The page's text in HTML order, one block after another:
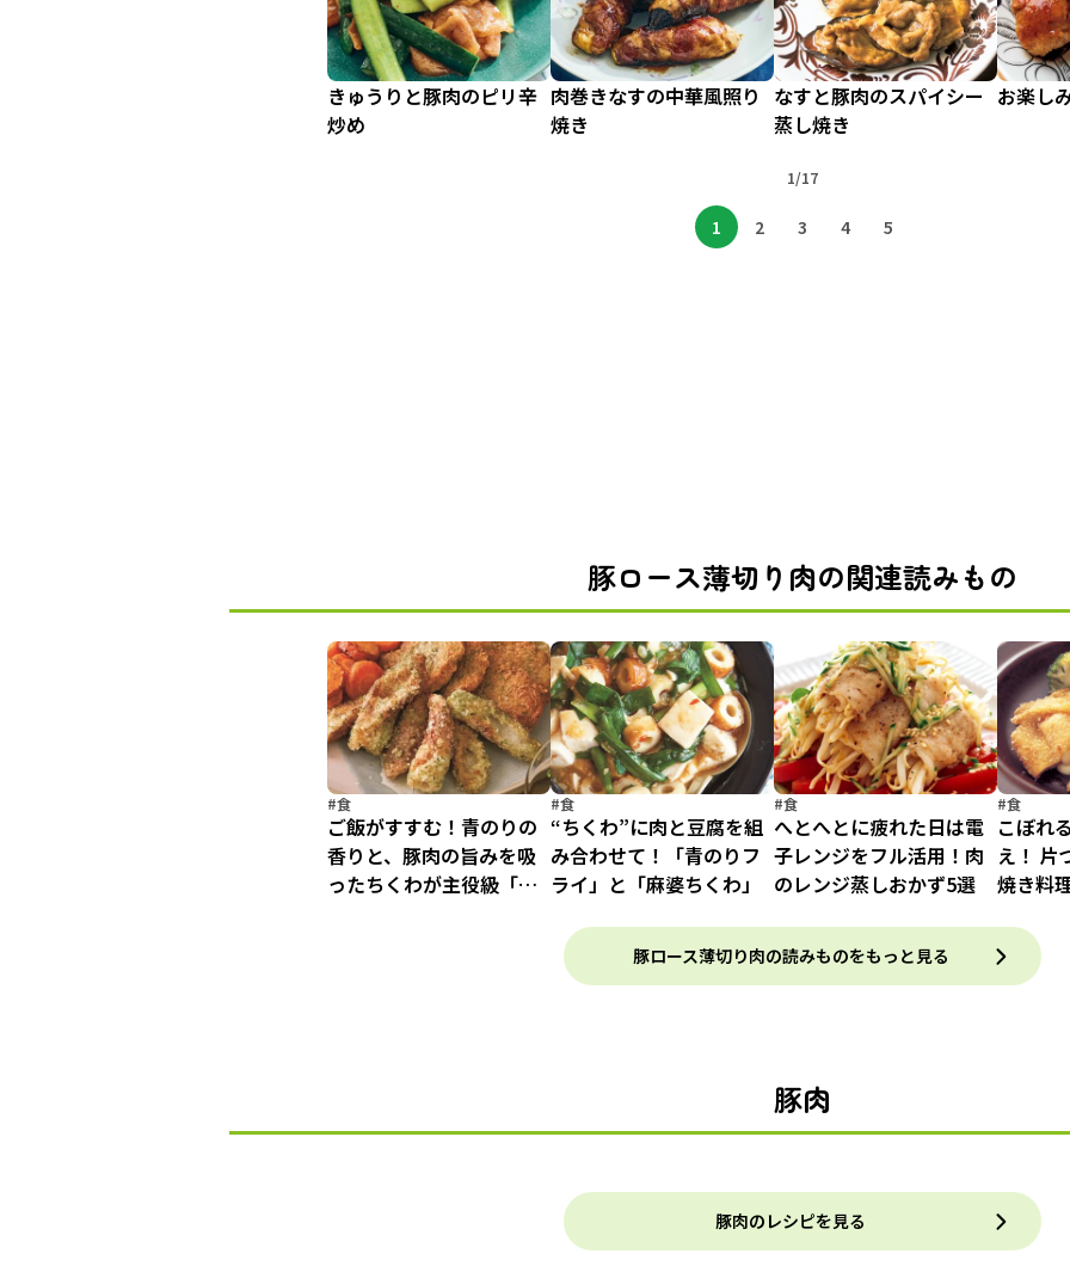
きゅうりと豚肉のピリ辛
炒め
肉巻きなすの中華風照り
焼き
なすと豚肉のスパイシー
蒸し焼き
お楽し
1/17
1 2 3 4 5
豚ロース薄切り肉の関連読みもの
#食
ご飯がすすむ！青のりの
香りと、豚肉の旨みを吸
ったちくわが主役級「青
#食
“ちくわ”に肉と豆腐を組
み合わせて！「青のりフ
ライ」と「麻婆ちくわ」
#食
へとへとに疲れた日は電
子レンジをフル活用！肉
のレンジ蒸しおかず5選
#食
こぼれ
え！ 片
焼き料
ツ」
豚ロース薄切り肉の読みものをもっと見る
豚肉
豚肉のレシピを見る